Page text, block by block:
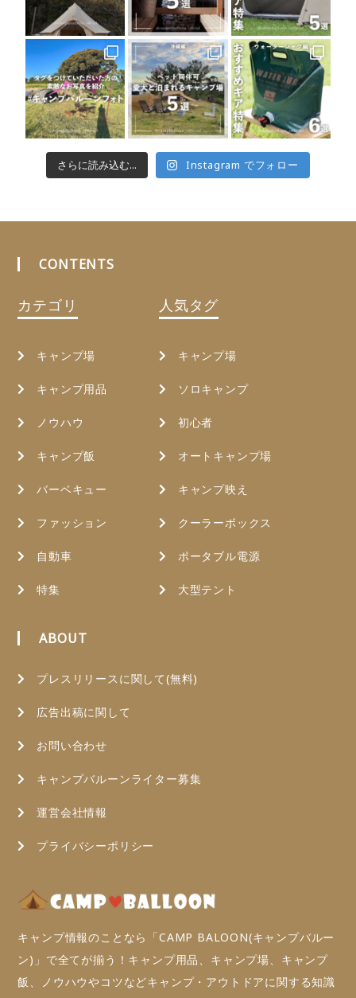
さらに読み込む... Instagram でフォロー
CONTENTS
カテゴリ
キャンプ場
キャンプ用品
ノウハウ
キャンプ飯
バーベキュー
ファッション
自動車
特集
人気タグ
キャンプ場
ソロキャンプ
初心者
オートキャンプ場
キャンプ映え
クーラーボックス
ポータブル電源
大型テント
ABOUT
プレスリリースに関して(無料)
広告出稿に関して
お問い合わせ
キャンプバルーンライター募集
運営会社情報
プライバシーポリシー
キャンプ情報のことなら「CAMP BALOON(キャンプバルー
ン)」で全てが揃う！キャンプ用品、キャンプ場、キャンプ
飯、ノウハウやコツなどキャンプ・アウトドアに関する知識